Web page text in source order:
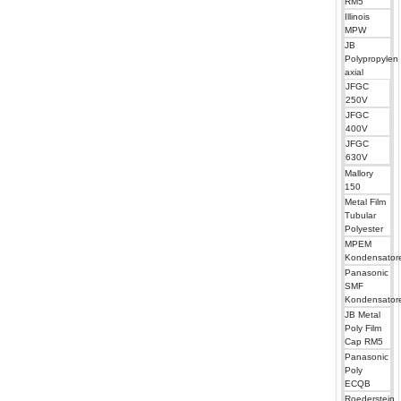
Illinois
MPW
JB
Polypropylen
axial
JFGC
250V
JFGC
400V
JFGC
630V
Mallory
150
Metal Film
Tubular
Polyester
MPEM
Panasonic
SMF
JB Metal
Poly Film
Cap RM5
Panasonic
Poly
ECQB
Roederstein